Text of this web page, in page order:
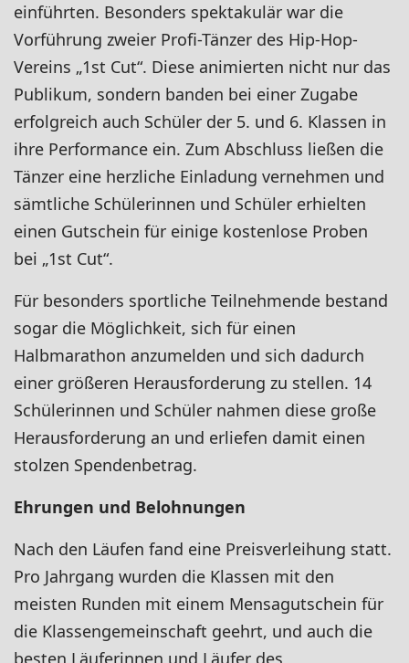
einführten. Besonders spektakulär war die
Vorführung zweier Profi-Tänzer des Hip-Hop-
Vereins „1st Cut“. Diese animierten nicht nur das
Publikum, sondern banden bei einer Zugabe
erfolgreich auch Schüler der 5. und 6. Klassen in
ihre Performance ein. Zum Abschluss ließen die
Tänzer eine herzliche Einladung vernehmen und
sämtliche Schülerinnen und Schüler erhielten
einen Gutschein für einige kostenlose Proben
bei „1st Cut“.
Für besonders sportliche Teilnehmende bestand
sogar die Möglichkeit, sich für einen
Halbmarathon anzumelden und sich dadurch
einer größeren Herausforderung zu stellen. 14
Schülerinnen und Schüler nahmen diese große
Herausforderung an und erliefen damit einen
stolzen Spendenbetrag.
Ehrungen und Belohnungen
Nach den Läufen fand eine Preisverleihung statt.
Pro Jahrgang wurden die Klassen mit den
meisten Runden mit einem Mensagutschein für
die Klassengemeinschaft geehrt, und auch die
besten Läuferinnen und Läufer des